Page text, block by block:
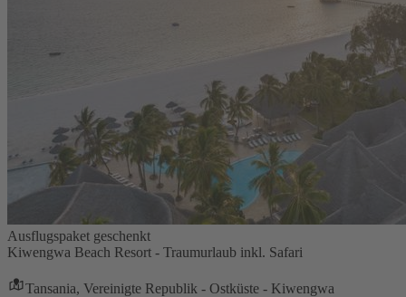
Ausflugspaket geschenkt
Kiwengwa Beach Resort - Traumurlaub inkl. Safari
Tansania, Vereinigte Republik - Ostküste - Kiwengwa